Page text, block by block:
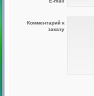
Комментарий к
заказу